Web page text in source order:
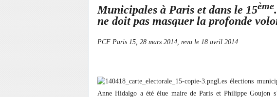
Municipales à Paris et dans le 15ème
ne doit pas masquer la profonde
PCF Paris 15, 28 mars 2014, revu le 18 avril 2014
Les élections
Anne Hidalgo a été élue maire de Paris et Philippe Goujon